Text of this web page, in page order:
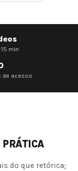
min
de acesso
do que retórica;